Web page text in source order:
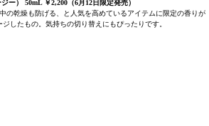
） 50mL ￥2,200（6月12日限定発売）
の乾燥も防げる、と人気を高めているアイテムに限定の香りが
したもの。気持ちの切り替えにもぴったりです。